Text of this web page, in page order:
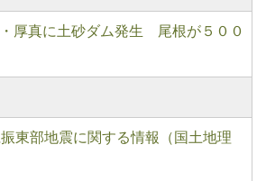
厚真に土砂ダム発生 尾根が５００
東部地震に関する情報（国土地理